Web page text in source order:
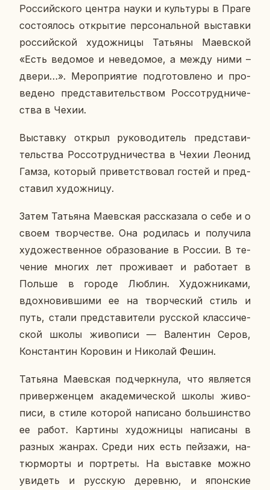
Рос­сий­ско­го центра науки и куль­ту­ры в Праге
со­сто­я­лось от­кры­тие пер­со­наль­ной вы­став­ки
рос­сий­ской ху­дож­ни­цы Та­тья­ны Ма­ев­ской
«Есть ве­до­мое и неве­до­мое, а между ними –
двери…». Ме­ро­при­я­тие под­го­тов­ле­но и про­
ве­де­но пред­ста­ви­тель­ством Рос­со­труд­ни­че­
ства в Чехии.
Вы­став­ку открыл ру­ко­во­ди­тель пред­ста­ви­
тель­ства Рос­со­труд­ни­че­ства в Чехии Леонид
Гамза, ко­то­рый при­вет­ство­вал гостей и пред­
ста­вил ху­дож­ни­цу.
Затем Та­тья­на Ма­ев­ская рас­ска­за­ла о себе и о
своем твор­че­стве. Она ро­ди­лась и по­лу­чи­ла
ху­до­же­ствен­ное об­ра­зо­ва­ние в России. В те­
че­ние многих лет про­жи­ва­ет и ра­бо­та­ет в
Польше в городе Люблин. Ху­дож­ни­ка­ми,
вдох­но­вив­ши­ми ее на твор­че­ский стиль и
путь, стали пред­ста­ви­те­ли рус­ской клас­си­че­
ской школы жи­во­пи­си — Ва­лен­тин Серов,
Кон­стан­тин Ко­ро­вин и Ни­ко­лай Фешин.
Та­тья­на Ма­ев­ская под­черк­ну­ла, что яв­ля­ет­ся
при­вер­жен­цем ака­де­ми­че­ской школы жи­во­
пи­си, в стиле ко­то­рой на­пи­са­но боль­шин­ство
ее работ. Кар­ти­ны ху­дож­ни­цы на­пи­са­ны в
разных жанрах. Среди них есть пей­за­жи, на­
тюр­мор­ты и порт­ре­ты. На вы­став­ке можно
уви­деть и рус­скую де­рев­ню, и япон­ские